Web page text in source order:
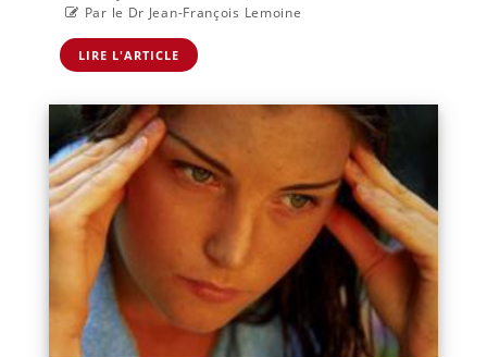
Par le Dr Jean-François Lemoine
LIRE L'ARTICLE